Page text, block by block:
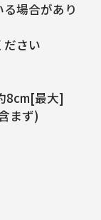
場合があり
ださい
8cm[最大]
まず)